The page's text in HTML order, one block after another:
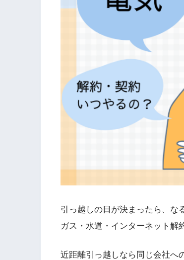
引っ越しの日が決まったら、な
ガス・水道・インターネット解
近距離引っ越しなら同じ会社へ